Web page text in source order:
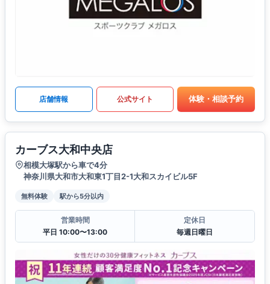
店舗情報 公式サイト 体験・相談予約
カーブス大和中央店
相模大塚駅から車で4分
神奈川県大和市大和東1丁目2-1大和スカイビル5F
無料体験 駅から5分以内
営業時間
平日 10:00〜13:00
定休日
毎週日曜日